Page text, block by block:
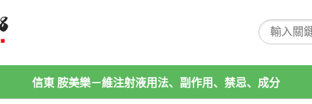
信東 胺美樂－維注射液用法、副作用、禁忌、成分